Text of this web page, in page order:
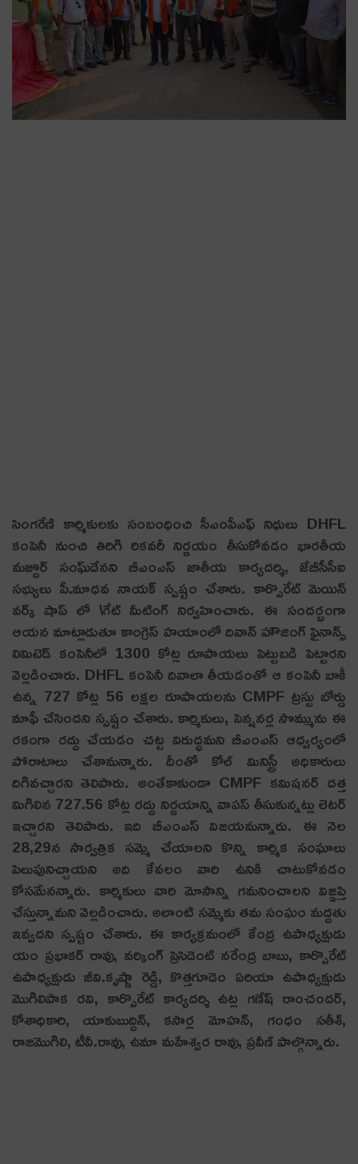
సింగ‌రేణి కార్మికుల‌కు సంబంధించి సీఎంపీఎఫ్ నిధులు DHFL
కంపెనీ నుంచి తిరిగి రిక‌వ‌రీ నిర్ణ‌యం తీసుకోవ‌డం భార‌తీయ
మ‌జ్దూర్ సంఘ్‌దేన‌ని బీఎంఎస్‌ జాతీయ కార్యదర్శి, జేబీసీసీఐ
సభ్యులు పీ.మాధవ నాయక్ స్ప‌ష్టం చేశారు. కార్పొరేట్ మెయిన్
వర్క్ షాప్ లో \గేట్ మీటింగ్ నిర్వహించారు. ఈ సంద‌ర్భంగా
ఆయ‌న మాట్లాడుతూ కాంగ్రెస్ హ‌యాంలో దివాన్ హౌజింగ్ ఫైనాన్స్
లిమిటెడ్ కంపెనీలో 1300 కోట్ల రూపాయలు పెట్టుబడి పెట్టార‌ని
వెల్ల‌డించారు. DHFL కంపెనీ దివాలా తీయ‌డంతో ఆ కంపెనీ బాకీ
ఉన్న 727 కోట్ల 56 లక్షల రూపాయలను CMPF ట్రస్టు బోర్డు
మాఫీ చేసింద‌ని స్ప‌ష్టం చేశారు. కార్మికులు, పెన్షనర్ల సొమ్మును ఈ
రకంగా రద్దు చేయడం చట్ట విరుద్ధమని బీఎంఎస్ ఆధ్వ‌ర్యంలో
పోరాటాలు చేశామ‌న్నారు. దీంతో కోల్ మినిస్ట్రీ అధికారులు
దిగివచ్చారని తెలిపారు. అంతేకాకుండా CMPF కమిషనర్ దత్త
మిగిలిన‌ 727.56 కోట్ల రద్దు నిర్ణయాన్ని వాపస్ తీసుకున్నట్లు లెటర్
ఇచ్చార‌ని తెలిపారు. ఇది బీఎంఎస్ విజ‌య‌మ‌న్నారు. ఈ నెల
28,29న‌ సార్వత్రిక సమ్మె చేయాలని కొన్ని కార్మిక సంఘాలు
పిలుపునిచ్చాయ‌ని అది కేవ‌లం వారి ఉనికి చాటుకోవ‌డం
కోస‌మేన‌న్నారు. కార్మికులు వారి మోసాన్ని గ‌మ‌నించాల‌ని విజ్ఞ‌ప్తి
చేస్తున్నామ‌ని వెల్ల‌డించారు. అలాంటి స‌మ్మెకు త‌మ సంఘం మ‌ద్ద‌తు
ఇవ్వ‌ద‌ని స్ప‌ష్టం చేశారు. ఈ కార్యక్రమంలో కేంద్ర ఉపాధ్యక్షుడు
యం ప్రభాకర్ రావు, వర్కింగ్ ప్రెసిడెంట్ నరేంద్ర బాబు, కార్పొరేట్
ఉపాధ్యక్షుడు జీవి.కృష్ణా రెడ్డి, కొత్తగూడెం ఏరియా ఉపాధ్యక్షుడు
మొగిలిపాక రవి, కార్పొరేట్ కార్యదర్శి ఉట్ల గణేష్ రాంచందర్,
కోశాధికారి, యాకుబుద్దిన్, కసార్ల మోహన్, గంధం సతీశ్,
రాజమొగిలి, టీవీ.రావు, ఉమా మహేశ్వర రావు, ప్రవీణ్ పాల్గొన్నారు.